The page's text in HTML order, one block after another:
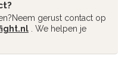
gerust contact op
. We helpen je